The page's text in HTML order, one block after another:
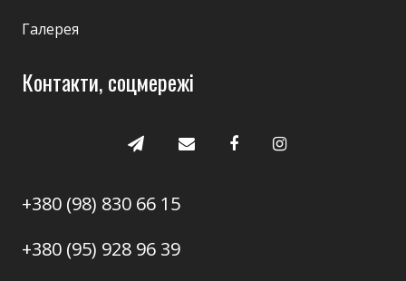
Галерея
Контакти, соцмережі
+380 (98) 830 66 15
+380 (95) 928 96 39